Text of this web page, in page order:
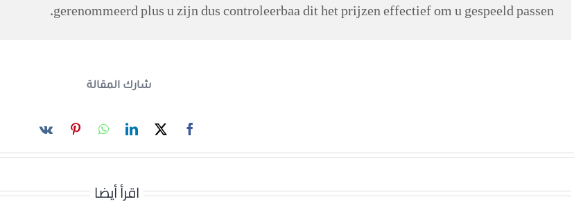
gerenommeerd plus u zijn dus controleerbaa dit het prijzen effectief om u gespeeld passen.
شارك المقالة
اقرأ أيضا